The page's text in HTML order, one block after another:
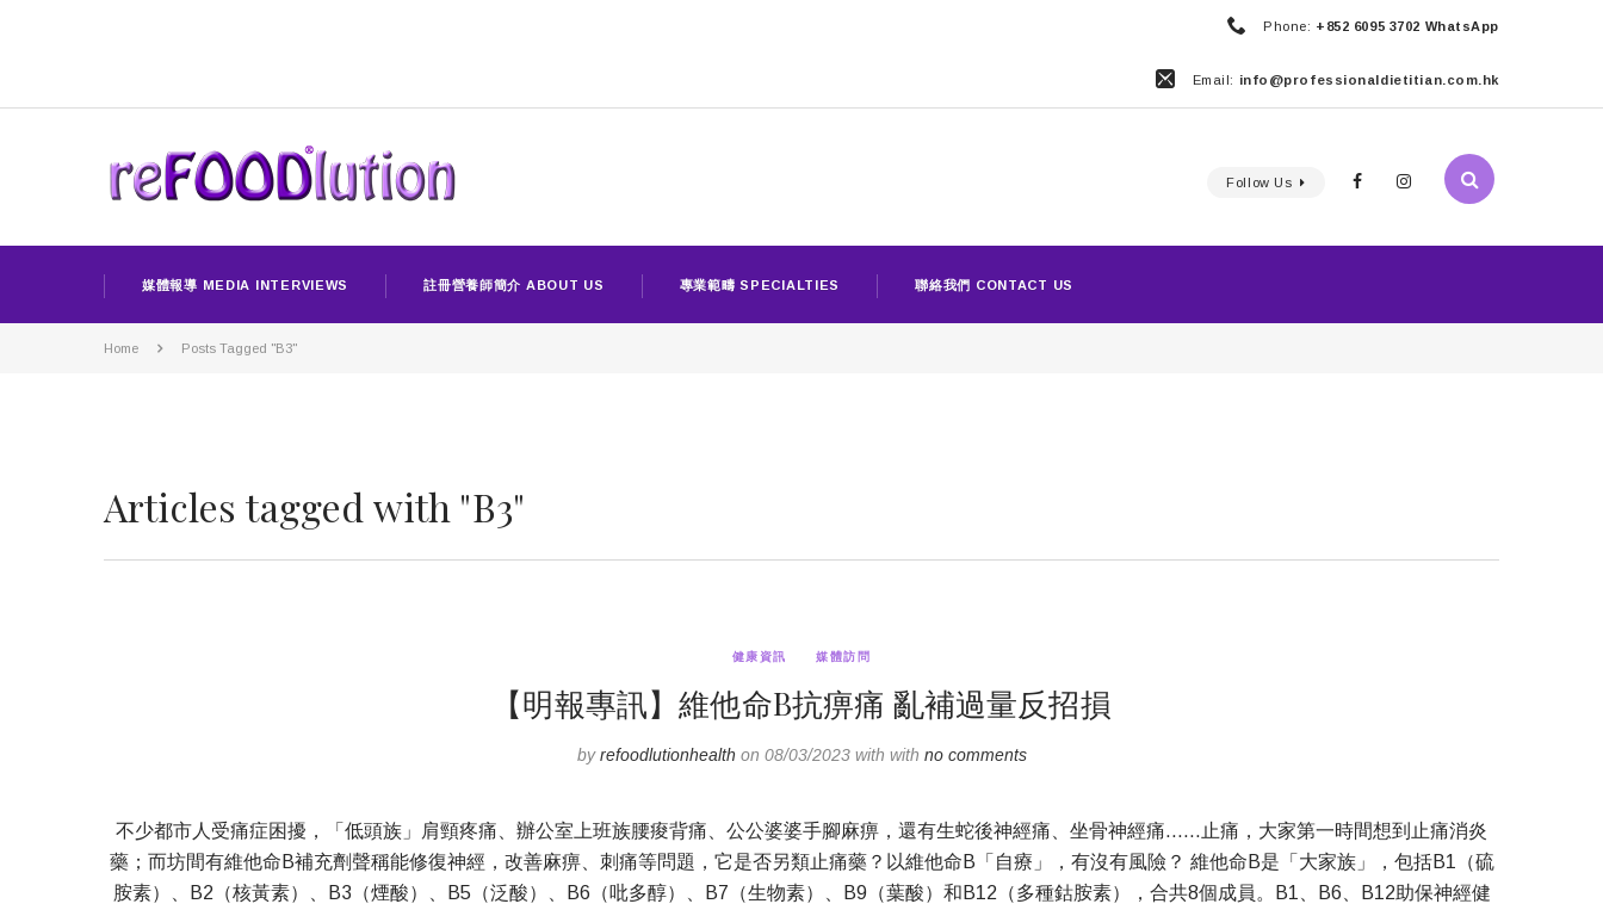
Phone: +852 6095 3702 WhatsApp
Email: info@professionaldietitian.com.hk
Follow Us
媒體報導 MEDIA INTERVIEWS 註冊營養師簡介 ABOUT US 專業範疇 SPECIALTIES 聯絡我們 CONTACT US
Home Posts Tagged "B3"
Articles tagged with "B3"
健康資訊 媒體訪問
【明報專訊】維他命B抗痹痛 亂補過量反招損
byrefoodlutionhealth on 08/03/2023 with with no comments
不少都市人受痛症困擾，「低頭族」肩頸疼痛、辦公室上班族腰痠背痛、公公婆婆手腳麻痹，還有生蛇後神經痛、坐骨神經痛……止痛，大家第一時間想到止痛消炎
藥；而坊間有維他命B補充劑聲稱能修復神經，改善麻痹、刺痛等問題，它是否另類止痛藥？以維他命B「自療」，有沒有風險？ 維他命B是「大家族」，包括B1（硫
胺素）、B2（核黃素）、B3（煙酸）、B5（泛酸）、B6（吡多醇）、B7（生物素）、B9（葉酸）和B12（多種鈷胺素），合共8個成員。B1、B6、B12助保神經健